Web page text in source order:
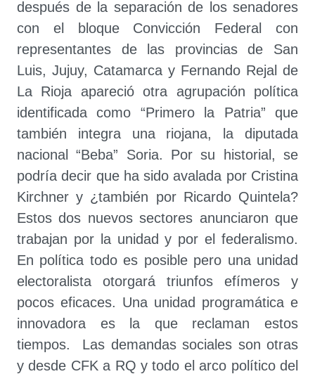
después de la separación de los senadores
con el bloque Convicción Federal con
representantes de las provincias de San
Luis, Jujuy, Catamarca y Fernando Rejal de
La Rioja apareció otra agrupación política
identificada como “Primero la Patria” que
también integra una riojana, la diputada
nacional “Beba” Soria. Por su historial, se
podría decir que ha sido avalada por Cristina
Kirchner y ¿también por Ricardo Quintela?
Estos dos nuevos sectores anunciaron que
trabajan por la unidad y por el federalismo.
En política todo es posible pero una unidad
electoralista otorgará triunfos efímeros y
pocos eficaces. Una unidad programática e
innovadora es la que reclaman estos
tiempos. Las demandas sociales son otras
y desde CFK a RQ y todo el arco político del